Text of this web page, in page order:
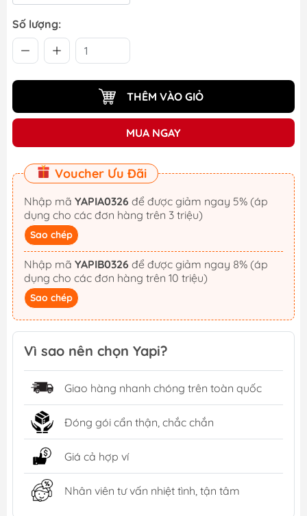
Số lượng:
THÊM VÀO GIỎ
MUA NGAY
Voucher Ưu Đãi
Nhập mã YAPIA0326
dụng cho các đơn hàng trên 3 triệu)
Sao chép
Nhập mã YAPIB0326
dụng cho các đơn hàng trên 10 triệu)
Sao chép
Vì sao nên chọn Yapi?
Giao hàng nhanh chóng trên toàn quốc
Đóng gói cẩn thận, chắc chắn
Giá cả hợp ví
Nhân viên tư vấn nhiệt tình, tận tâm